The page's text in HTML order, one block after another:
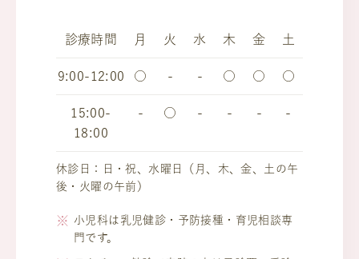
診療時間 月 火 水 木 金 土
9:00-12:00 ○ - - ○ ○ ○
15:00-
18:00
- ○ - - - -
休診日：日・祝、水曜日（月、木、金、土の午
後・火曜の午前）
小児科は乳児健診・予防接種・育児相談専
門です。